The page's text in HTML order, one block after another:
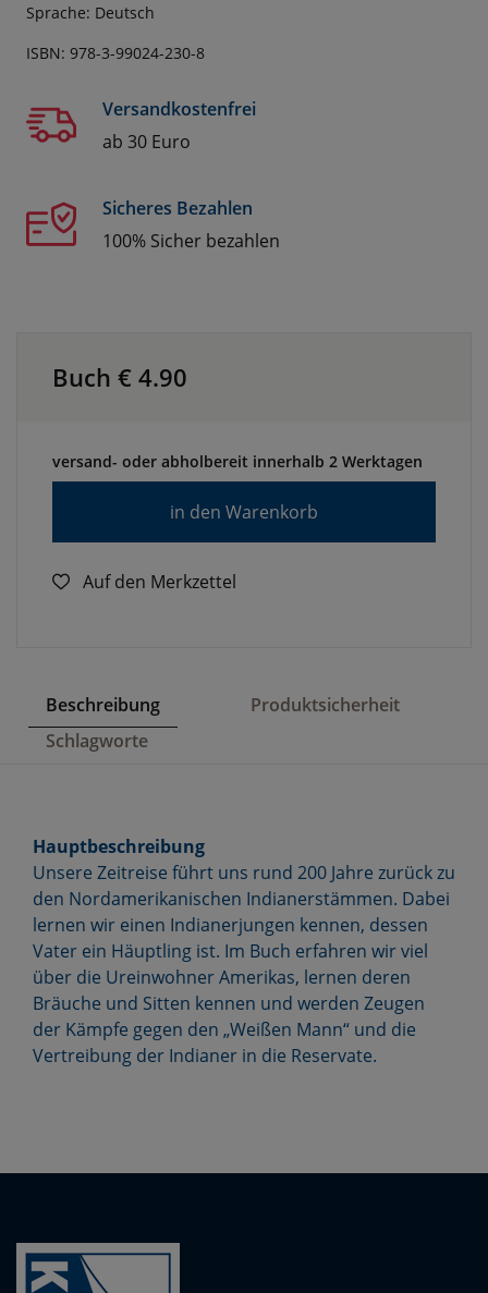
Sprache: Deutsch
ISBN: 978-3-99024-230-8
Versandkostenfrei
ab 30 Euro
Sicheres Bezahlen
100% Sicher bezahlen
Buch € 4.90
versand- oder abholbereit innerhalb 2 Werktagen
in den Warenkorb
Auf den Merkzettel
Beschreibung
Produktsicherheit
Schlagworte
Hauptbeschreibung
Unsere Zeitreise führt uns rund 200 Jahre zurück zu
den Nordamerikanischen Indianerstämmen. Dabei
lernen wir einen Indianerjungen kennen, dessen
Vater ein Häuptling ist. Im Buch erfahren wir viel
über die Ureinwohner Amerikas, lernen deren
Bräuche und Sitten kennen und werden Zeugen
der Kämpfe gegen den „Weißen Mann“ und die
Vertreibung der Indianer in die Reservate.